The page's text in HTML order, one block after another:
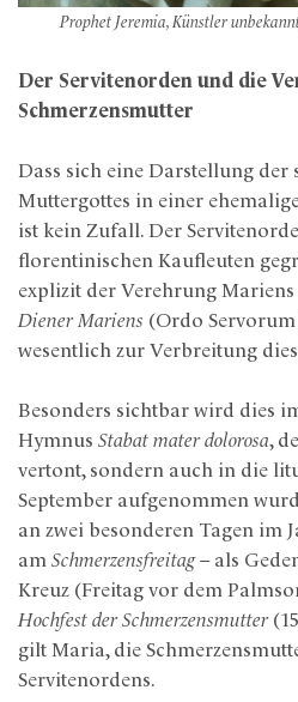
Prophet Jeremia, Künstler
Der Servitenorden und die
Schmerzensmutter
Dass sich eine Darstellung der
Muttergottes in einer
ist kein Zufall. Der
florentinischen Kaufleuten
explizit der Verehrung
Diener Mariens (Ordo
wesentlich zur Verbreitung
Besonders sichtbar wird dies
Hymnus Stabat mater dolorosa,
vertont, sondern auch in die
September aufgenommen
an zwei besonderen Tagen im
am Schmerzensfreitag– als
Kreuz (Freitag vor dem
Hochfest der Schmerzensmutter
gilt Maria, die
Servitenordens.